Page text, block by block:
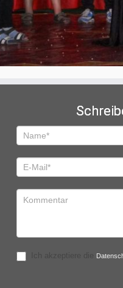
Schreiben
Sie
uns